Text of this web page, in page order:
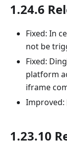
1.24.6
Fixed: In
not be
Fixed:
platform
iframe
Improved:
1.23.10